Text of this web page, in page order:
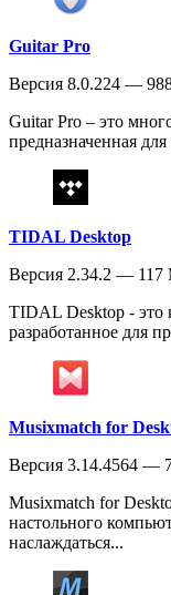
Guitar Pro
Версия 8.0.224 —
Guitar Pro – это
предназначенная
TIDAL Desktop
Версия 2.34.2 —
TIDAL Desktop - это
разработанное для
Musixmatch for
Версия 3.14.4564 —
Musixmatch for
настольного
наслаждаться...